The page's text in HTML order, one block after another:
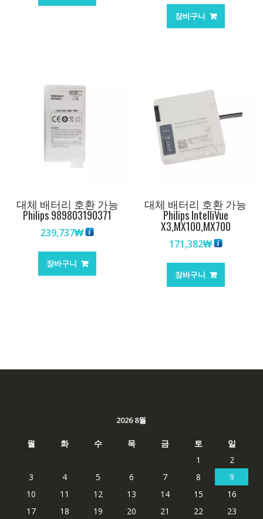
장바구니
대체 배터리 호환 가능
Philips 989803190371
239,737₩
장바구니
대체 배터리 호환 가능
Philips IntelliVue
X3,MX100,MX700
171,382₩
장바구니
2026 8월
월 화 수 목 금 토
일
1
2
3
4 5 6 7 8
9
10
11 12 13 14 15
16
17
18 19 20 21 22
23